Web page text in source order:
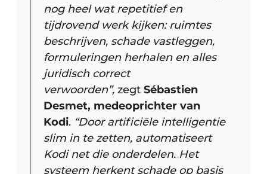
nog heel wat repetitief en
tijdrovend werk kijken: ruimtes
beschrijven, schade vastleggen,
formuleringen herhalen en alles
juridisch correct
verwoorden”, zegt Sébastien
Desmet, medeoprichter van
Kodi. “Door artificiële intelligentie
slim in te zetten, automatiseert
Kodi net die onderdelen. Het
systeem herkent schade op basis